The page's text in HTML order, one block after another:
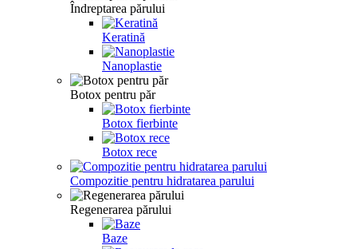
Îndreptarea părului
Keratină
Nanoplastie
Botox pentru păr
Botox fierbinte
Botox rece
Compozitie pentru hidratarea parului
Regenerarea părului
Baze